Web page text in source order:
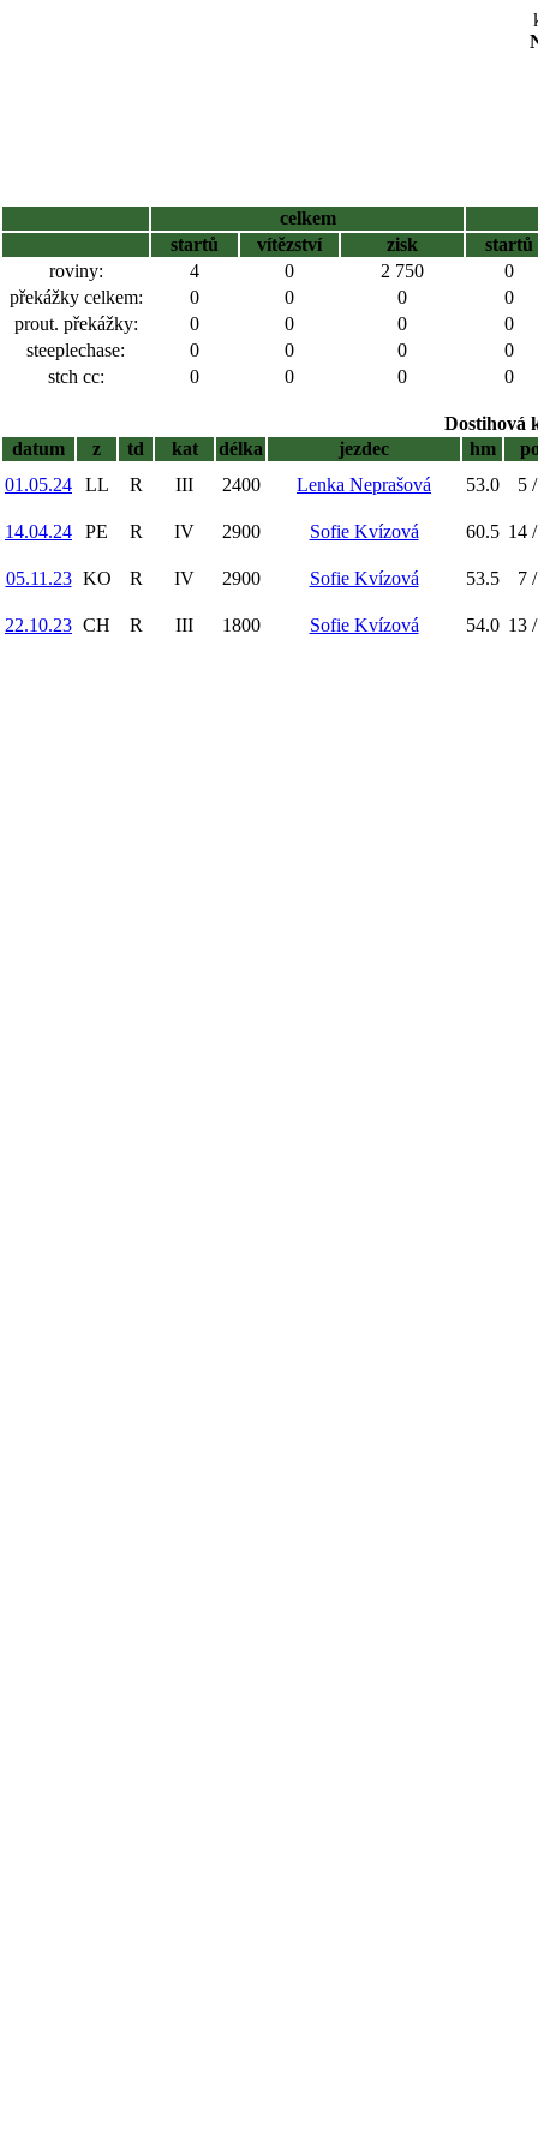
celkem
startů
vítězství zisk
startů
roviny:
4 0 2 750
0
překážky celkem:
0 0 0
0
prout. překážky:
0 0 0
0
steeplechase:
0 0 0
0
stch cc:
0 0 0 0
Dostihová
datum
z td kat délka jezdec hm
01.05.24
LL R III 2400 Lenka Neprašová 53.0 5
14.04.24 PE R IV 2900 Sofie Kvízová 60.5 14
05.11.23 KO R IV 2900 Sofie Kvízová 53.5 7
22.10.23 CH R III 1800 Sofie Kvízová 54.0 13